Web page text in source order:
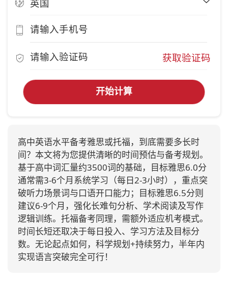
获取验证码
开始计算
高中英语水平备考雅思或托福，到底需要多长时
间？本文将为您提供清晰的时间预估与备考规划。
基于高中词汇量约3500词的基础，目标雅思6.0分
通常需3-6个月系统学习（每日2-3小时），重点突
破听力场景词与口语开口能力；目标雅思6.5分则
建议6-9个月，强化长难句分析、学术阅读及写作
逻辑训练。托福备考同理，需额外适应机考模式。
时间长短还取决于每日投入、学习方法及目标分
数。无论起点如何，科学规划+持续努力，半年内
实现语言突破完全可行！